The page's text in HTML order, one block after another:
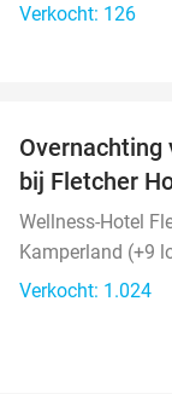
Verkocht: 126
Overnachting
bij Fletcher
Wellness-Hotel
Kamperland (+9
Verkocht: 1.024